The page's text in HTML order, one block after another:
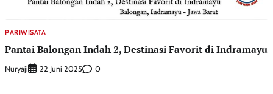
PARIWISATA
Pantai Balongan Indah 2, Destinasi Favorit di Indramayu
Nuryaji 22 Juni 2025 0